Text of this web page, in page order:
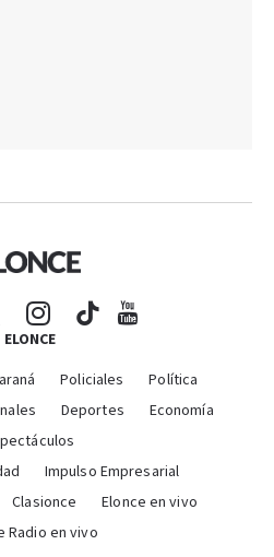
ELONCE
Policiales
Política
Deportes
Economía
Impulso Empresarial
Clasionce
Elonce en vivo
Radio en vivo